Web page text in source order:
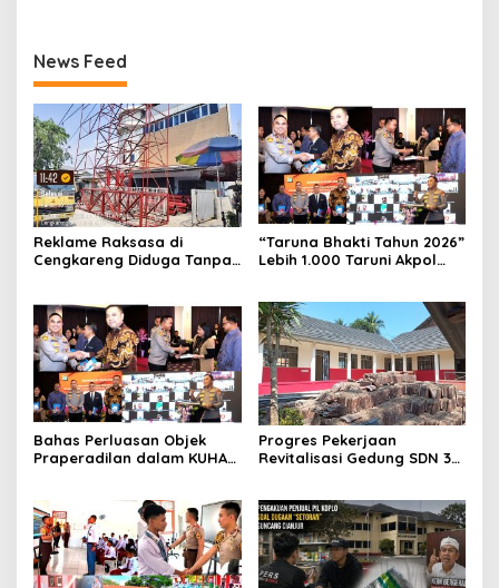
News Feed
Reklame Raksasa di
Cengkareng Diduga Tanpa
Identitas Petugas Tak
Dikenali
“Taruna Bhakti Tahun 2026”
Lebih 1.000 Taruni Akpol
Rakyat
Bahas Perluasan Objek
Praperadilan dalam KUHAP
Progres Pekerjaan
Revitalisasi Gedung SDN 3